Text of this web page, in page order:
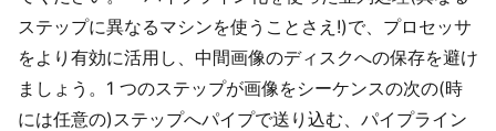
ステップに異なるマシンを使うことさえ!)で、プロセッサ
をより有効に活用し、中間画像のディスクへの保存を避け
ましょう。1 つのステップが画像をシーケンスの次の(時
には任意の)ステップへパイプで送り込む、パイプライン